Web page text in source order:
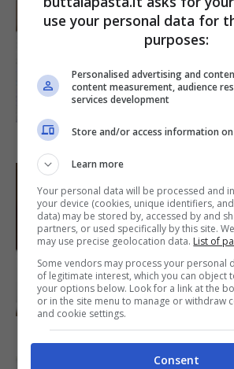
SECONDI PIATTI
Arista di maiale al
DOLCI
Torta di mele e
use your personal data for
purposes:
Personalised advertising and
content measurement, audience
services development
Store and/or access information on
Learn more
Your personal data will be processed and
your device (cookies, unique identifiers,
data) may be stored by, accessed by and
partners, or used specifically by this site.
may use precise geolocation data. List of
Some vendors may process your personal
of legitimate interest, which you can object
your options below. Look for a link at the
or in the site menu to manage or withdraw
and cookie settings.
Consent